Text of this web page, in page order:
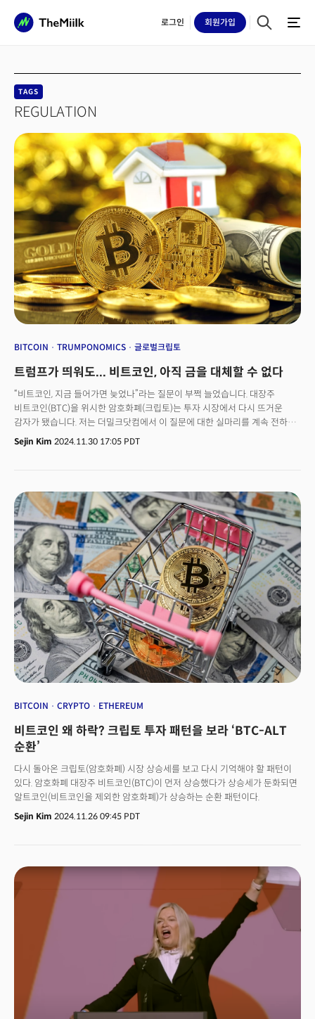
로그인 회원가입
TAGS
REGULATION
BITCOIN TRUMPONOMICS 글로벌크립토
트럼프가 띄워도... 비트코인, 아직 금을 대체할 수 없다
“비트코인, 지금 들어가면 늦었나”라는 질문이 부쩍 늘었습니다. 대장주
비트코인(BTC)을 위시한 암호화폐(크립토)는 투자 시장에서 다시 뜨거운
감자가 됐습니다. 저는 더밀크닷컴에서 이 질문에 대한 실마리를 계속 전하고
있습니다. 오늘 레터에서는 그중 하나인 비트코인 안전자산론에 대해
얘기해보려 합니다. 비트코인의 성격은 복잡합니다. 통상 ‘안전자산’으로
친숙하지 않은 전통 투자자 사이에선 “투자 포트폴리오에 어떻게 넣어야
하냐”부터 “3% 이상 넣기 어렵다”라는 볼멘소리가 나왔죠.
Sejin Kim 2024.11.30 17:05 PDT
BITCOIN CRYPTO ETHEREUM
비트코인 왜 하락? 크립토 투자 패턴을 보라 ‘BTC-ALT
순환’
다시 돌아온 크립토(암호화폐) 시장 상승세를 보고 다시 기억해야 할 패턴이
있다. 암호화폐 대장주 비트코인(BTC)이 먼저 상승했다가 상승세가 둔화되면
알트코인(비트코인을 제외한 암호화폐)가 상승하는 순환 패턴이다.
Sejin Kim 2024.11.26 09:45 PDT